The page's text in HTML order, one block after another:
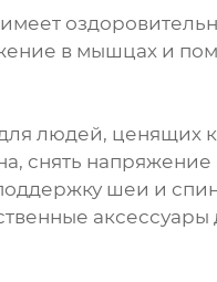
в мышцах и
людей, ценящих
снять напряжение
шеи и
аксессуары